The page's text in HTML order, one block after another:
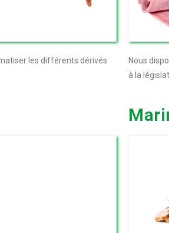
les différents dérivés
Nous
à la